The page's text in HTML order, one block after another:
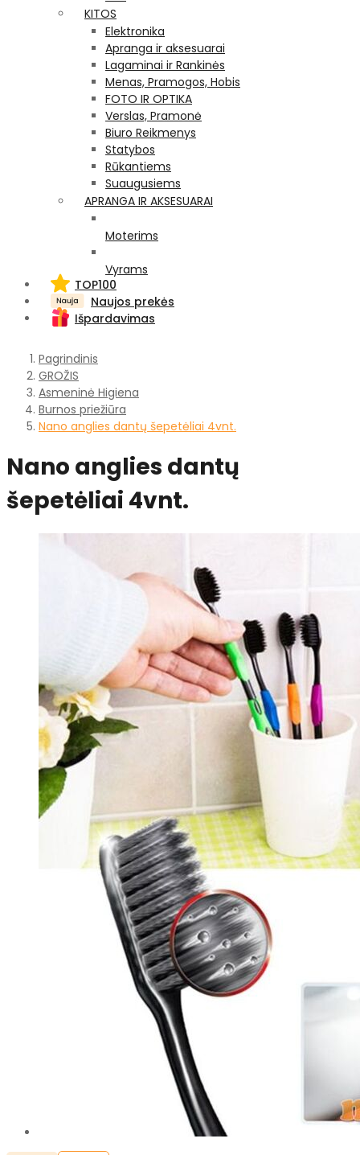
KITOS
Elektronika
Apranga ir aksesuarai
Lagaminai ir Rankinės
Menas, Pramogos, Hobis
FOTO IR OPTIKA
Verslas, Pramonė
Biuro Reikmenys
Statybos
Rūkantiems
Suaugusiems
APRANGA IR AKSESUARAI
Moterims
Vyrams
TOP100
Naujos prekės
Išpardavimas
Pagrindinis
GROŽIS
Asmeninė Higiena
Burnos priežiūra
Nano anglies dantų šepetėliai 4vnt.
Nano anglies dantų
šepetėliai 4vnt.